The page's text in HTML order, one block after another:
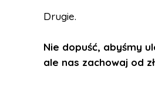
Drugie.
Nie dopuść, abyśmy
ale nas zachowaj od